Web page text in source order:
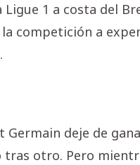
1 a costa del
competición a
Germain deje de
otro. Pero